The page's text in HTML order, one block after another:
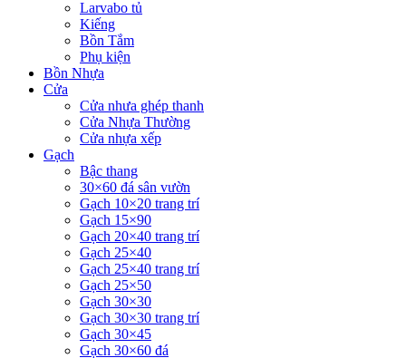
Larvabo tủ
Kiếng
Bồn Tắm
Phụ kiện
Bồn Nhựa
Cửa
Cửa nhưa ghép thanh
Cửa Nhựa Thường
Cửa nhựa xếp
Gạch
Bậc thang
30×60 đá sân vườn
Gạch 10×20 trang trí
Gạch 15×90
Gạch 20×40 trang trí
Gạch 25×40
Gạch 25×40 trang trí
Gạch 25×50
Gạch 30×30
Gạch 30×30 trang trí
Gạch 30×45
Gạch 30×60 đá